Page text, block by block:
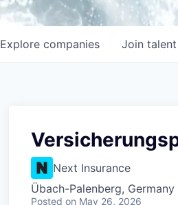
Explore companies Join
Next Insurance
Übach-Palenberg, Germany
Posted on May 26, 2026